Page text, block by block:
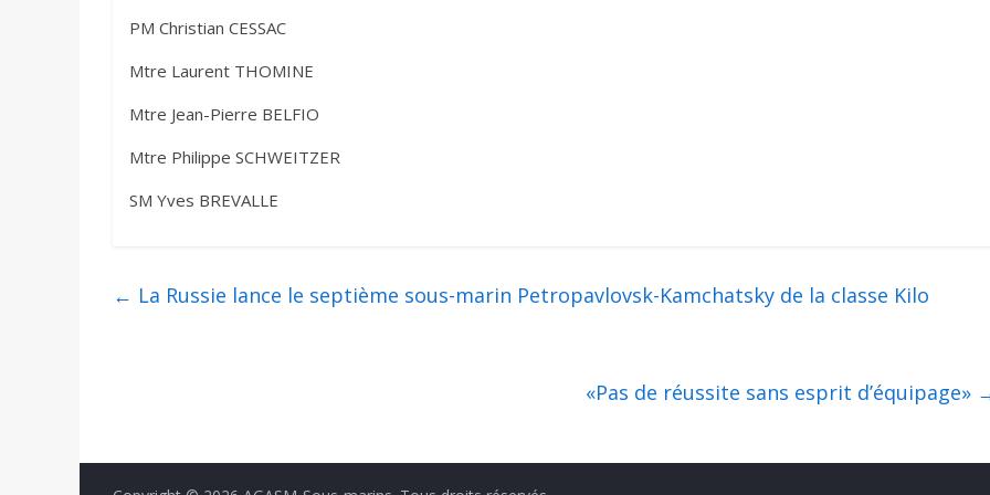
PM Christian CESSAC
Mtre Laurent THOMINE
Mtre Jean-Pierre BELFIO
Mtre Philippe SCHWEITZER
SM Yves BREVALLE
← La Russie lance le septième sous-marin Petropavlovsk-Kamchatsky de la classe Kilo
«Pas de réussite sans esprit d’équipage»